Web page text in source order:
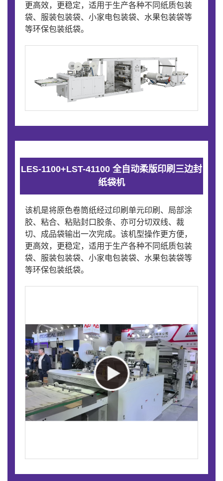
更高效，更稳定，适用于生产各种不同纸质包装
袋、服装包装袋、小家电包装袋、水果包装袋等
等环保包装纸袋。
LES-1100+LST-41100 全自动柔版印刷三边封
纸袋机
该机是将原色卷筒纸经过印刷单元印刷、局部涂
胶、粘合、粘贴封口胶条、亦可分切双线、裁
切、成品袋输出一次完成。该机型操作更方便，
更高效，更稳定，适用于生产各种不同纸质包装
袋、服装包装袋、小家电包装袋、水果包装袋等
等环保包装纸袋。